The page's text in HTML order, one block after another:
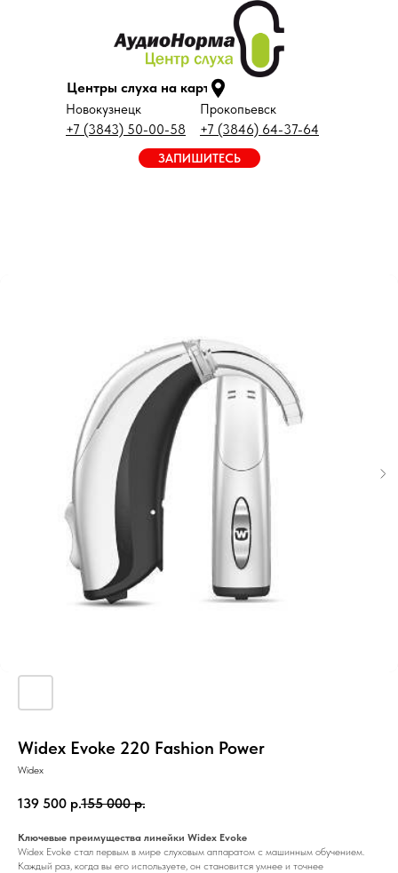
Центры слуха на карте
Прокопьевск
+7 (3846) 64-37-64
Новокузнецк
+7 (3843) 50-00-58
ЗАПИШИТЕСЬ
Widex Evoke 220 Fashion Power
Widex
139 500 р.155 000 р.
Ключевые преимущества линейки Widex Evoke
Widex Evoke стал первым в мире слуховым аппаратом с машинным обучением.
Каждый раз, когда вы его используете, он становится умнее и точнее